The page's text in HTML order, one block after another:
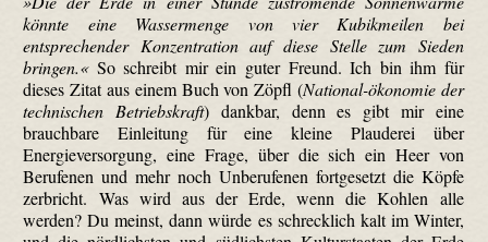
könnte eine Wassermenge von vier Kubik­meilen bei
entsprechender Konzentration auf diese Stelle zum Sieden
bringen.«So schreibt mir ein guter Freund. Ich bin ihm für
dieses Zitat aus einem Buch von Zöpfl (National-ökonomie der
technischen Betriebskraft) dankbar, denn es gibt mir eine
brauchbare Einleitung für eine kleine Plauderei über
Energieversorgung, eine Frage, über die sich ein Heer von
Berufenen und mehr noch Unberufenen fortgesetzt die Köpfe
zerbricht. Was wird aus der Erde, wenn die Kohlen alle
werden? Du meinst, dann würde es schrecklich kalt im Winter,